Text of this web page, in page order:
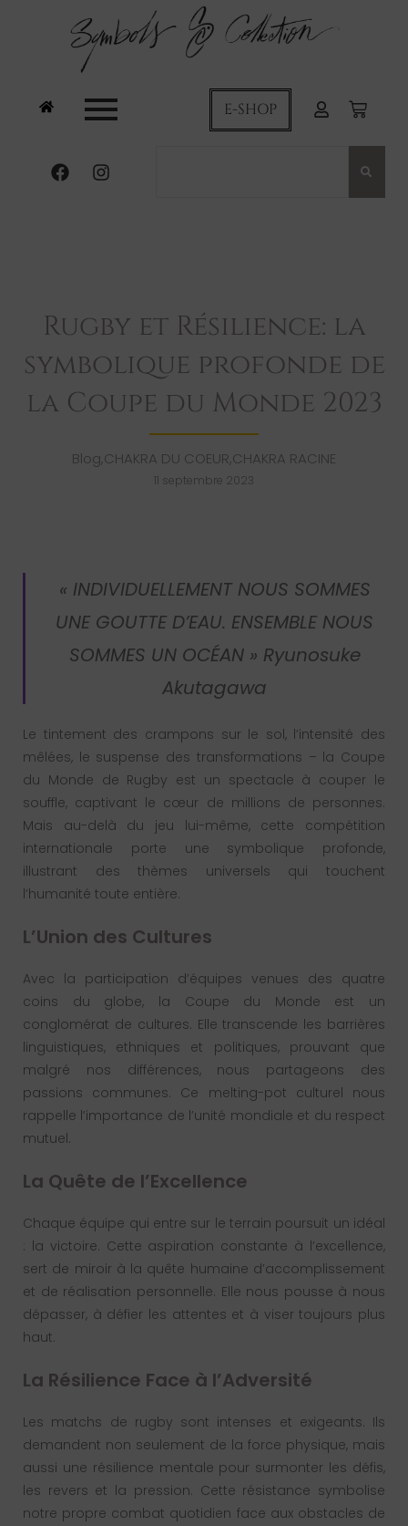
E-SHOP
Rugby et Résilience: la
symbolique profonde de
la Coupe du Monde 2023
Blog,CHAKRA DU COEUR,CHAKRA RACINE
11 septembre 2023
« INDIVIDUELLEMENT NOUS SOMMES
UNE GOUTTE D’EAU. ENSEMBLE NOUS
SOMMES UN OCÉAN » Ryunosuke
Akutagawa
Le tintement des crampons sur le sol, l’intensité des
mêlées, le suspense des transformations – la Coupe
du Monde de Rugby est un spectacle à couper le
souffle, captivant le cœur de millions de personnes.
Mais au-delà du jeu lui-même, cette compétition
internationale porte une symbolique profonde,
illustrant des thèmes universels qui touchent
l’humanité toute entière.
L’Union des Cultures
Avec la participation d’équipes venues des quatre
coins du globe, la Coupe du Monde est un
conglomérat de cultures. Elle transcende les barrières
linguistiques, ethniques et politiques, prouvant que
malgré nos différences, nous partageons des
passions communes. Ce melting-pot culturel nous
rappelle l’importance de l’unité mondiale et du respect
mutuel.
La Quête de l’Excellence
Chaque équipe qui entre sur le terrain poursuit un idéal
: la victoire. Cette aspiration constante à l’excellence,
sert de miroir à la quête humaine d’accomplissement
et de réalisation personnelle. Elle nous pousse à nous
dépasser, à défier les attentes et à viser toujours plus
haut.
La Résilience Face à l’Adversité
Les matchs de rugby sont intenses et exigeants. Ils
demandent non seulement de la force physique, mais
aussi une résilience mentale pour surmonter les défis,
les revers et la pression. Cette résistance symbolise
notre propre combat quotidien face aux obstacles de